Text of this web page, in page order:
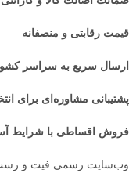
قیمت رقابتی و منصفانه
ارسال سریع به سراسر
پشتیبانی مشاوره‌ای برای
فروش اقساطی با شرایط
وب‌سایت رسمی فیت و رست